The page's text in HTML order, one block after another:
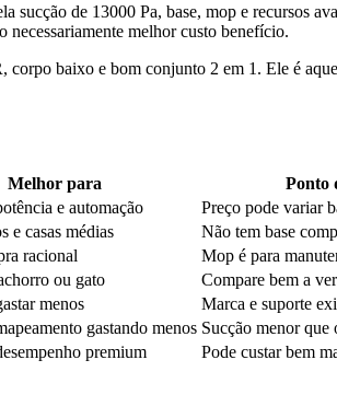
de 13000 Pa, base, mop e recursos
necessariamente melhor custo benefício.
baixo e bom conjunto 2 em 1. Ele é
Melhor para
Ponto
e automação
Preço pode variar
e casas médias
Não tem base
racional
Mop é para
ou gato
Compare bem a
menos
Marca e suporte
gastando menos Sucção menor que
premium Pode custar bem